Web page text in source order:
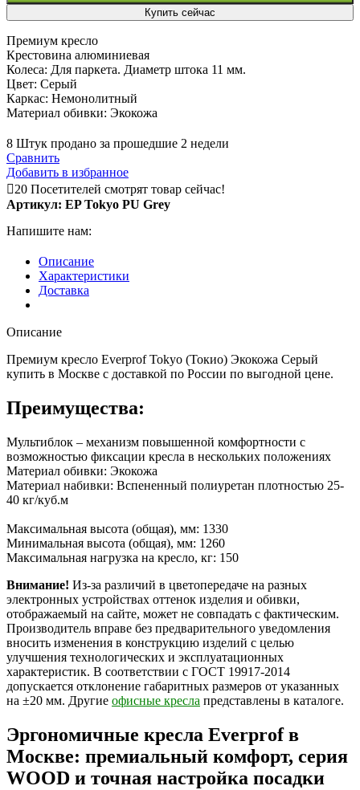
Купить сейчас
Премиум кресло
Крестовина алюминиевая
Колеса: Для паркета. Диаметр штока 11 мм.
Цвет: Серый
Каркас: Немонолитный
Материал обивки: Экокожа
8 Штук продано за прошедшие 2 недели
Сравнить
Добавить в избранное
20 Посетителей смотрят товар сейчас!
Артикул: EP Tokyo PU Grey
Напишите нам:
Описание
Характеристики
Доставка
Описание
Премиум кресло Everprof Tokyo (Токио) Экокожа Серый
купить в Москве с доставкой по России по выгодной цене.
Преимущества:
Мультиблок – механизм повышенной комфортности с
возможностью фиксации кресла в нескольких положениях
Материал обивки: Экокожа
Материал набивки: Вспененный полиуретан плотностью 25-
40 кг/куб.м
Максимальная высота (общая), мм: 1330
Минимальная высота (общая), мм: 1260
Максимальная нагрузка на кресло, кг: 150
Внимание! Из-за различий в цветопередаче на разных
электронных устройствах оттенок изделия и обивки,
отображаемый на сайте, может не совпадать с фактическим.
Производитель вправе без предварительного уведомления
вносить изменения в конструкцию изделий с целью
улучшения технологических и эксплуатационных
характеристик. В соответствии с ГОСТ 19917-2014
допускается отклонение габаритных размеров от указанных
на ±20 мм. Другие офисные кресла представлены в каталоге.
Эргономичные кресла Everprof в
Москве: премиальный комфорт, серия
WOOD и точная настройка посадки